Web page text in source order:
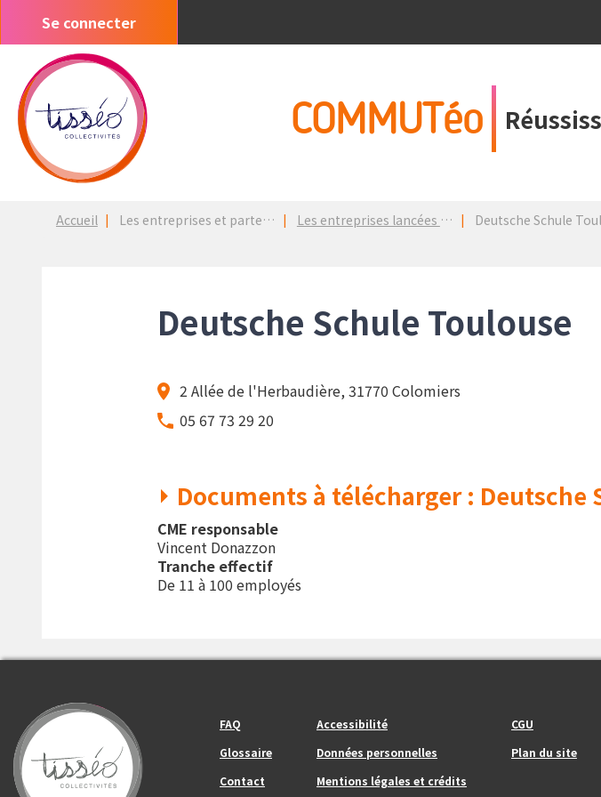
contenu
principal
Menu
compte
de
l'utilisateur
Se connecter
COMMUTéo
Fil
Accueil Les entreprises et partenaires Les entreprises lancées dans un PDM Deutsche Schule
Deutsche Schule Toulouse
2 Allée de l'Herbaudière, 31770 Colomiers
05 67 73 29 20
Documents à télécharger : Deutsche
CME responsable
Vincent Donazzon
Tranche effectif
De 11 à 100 employés
FAQ
Glossaire
Contact
Footer_center
Accessibilité
Données personnelles
Mentions légales et crédits
CGU
Plan du site